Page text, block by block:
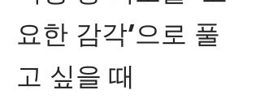
요한 감각’으로 풀
고 싶을 때